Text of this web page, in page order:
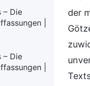
– Die
|
– Die
|
der